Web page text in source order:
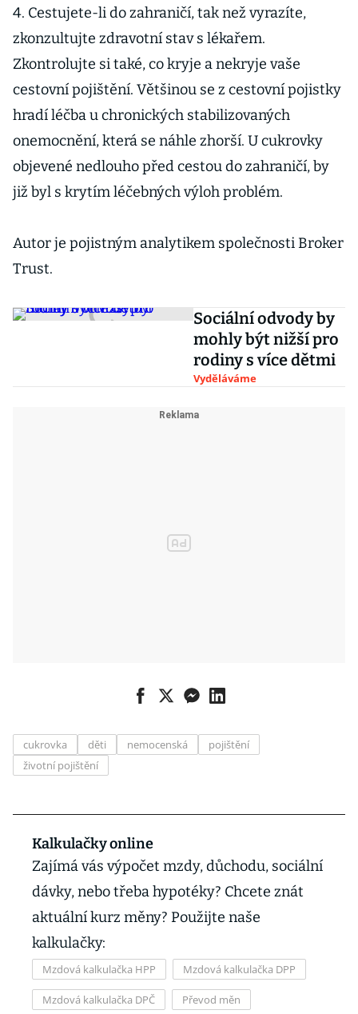
4. Cestujete-li do zahraničí, tak než vyrazíte,
zkonzultujte zdravotní stav s lékařem.
Zkontrolujte si také, co kryje a nekryje vaše
cestovní pojištění. Většinou se z cestovní pojistky
hradí léčba u chronických stabilizovaných
onemocnění, která se náhle zhorší. U cukrovky
objevené nedlouho před cestou do zahraničí, by
již byl s krytím léčebných výloh problém.
Autor je pojistným analytikem společnosti Broker
Trust.
Sociální odvody by
mohly být nižší pro
rodiny s více dětmi
Vyděláváme
cukrovka děti nemocenská
pojištění
životní pojištění
Kalkulačky online
Zajímá vás výpočet mzdy, důchodu, sociální
dávky, nebo třeba hypotéky? Chcete znát
aktuální kurz měny? Použijte naše
kalkulačky:
Mzdová kalkulačka HPP Mzdová kalkulačka DPP
Mzdová kalkulačka DPČ Převod měn